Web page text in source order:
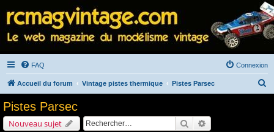
FAQ Connexion
Accueil du forum Vintage pistes thermique Pistes Parsec
Pistes Parsec
Nouveau sujet Rechercher